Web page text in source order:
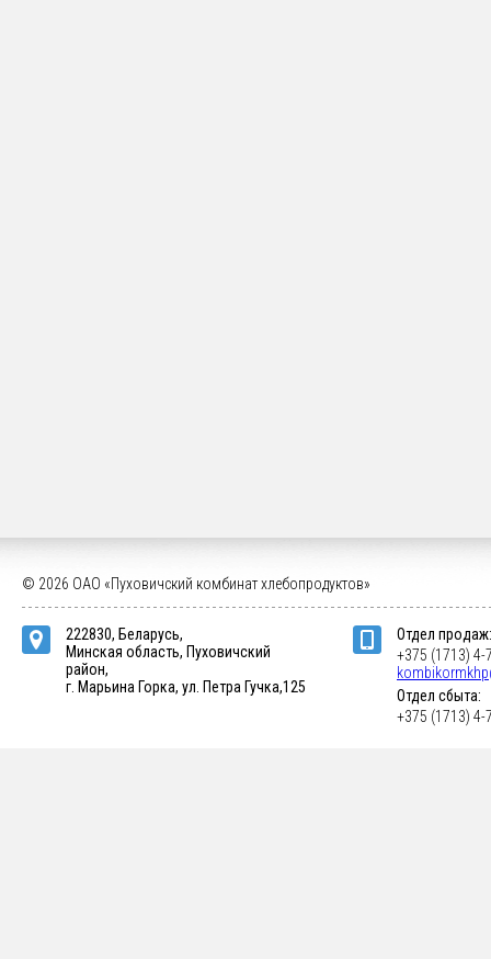
© 2026 ОАО «Пуховичский комбинат хлебопродуктов»
222830, Беларусь,
Минская область, Пуховичский
район,
г. Марьина Горка, ул. Петра Гучка,125
Отдел продаж:
+375 (1713) 4-
Отдел сбыта:
+375 (1713) 4-